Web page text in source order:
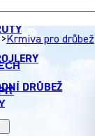
Krmiva pro drůbež
DRŮBEŽ